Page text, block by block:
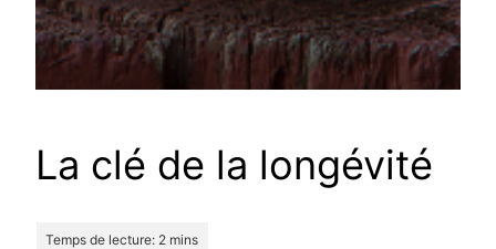
La clé de la longévité